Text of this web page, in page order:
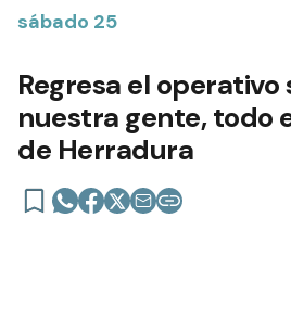
sábado 25
Regresa el operativo
nuestra gente, todo
de Herradura